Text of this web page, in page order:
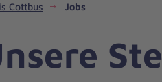
Cottbus Jobs